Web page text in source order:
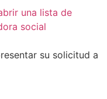
una lista de
social
su solicitud a